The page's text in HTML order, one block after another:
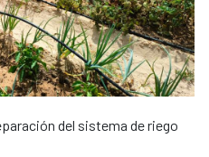
del sistema de riego